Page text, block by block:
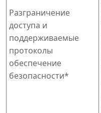
Разграничение
доступа и
поддерживаемые
протоколы
обеспечение
безопасности*